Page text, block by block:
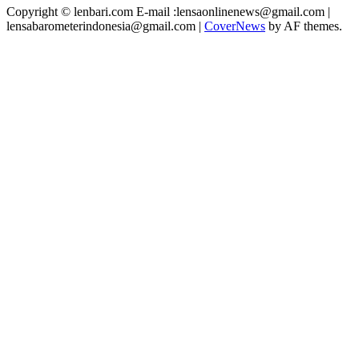
Copyright © lenbari.com E-mail :lensaonlinenews@gmail.com |
lensabarometerindonesia@gmail.com | CoverNews by AF themes.